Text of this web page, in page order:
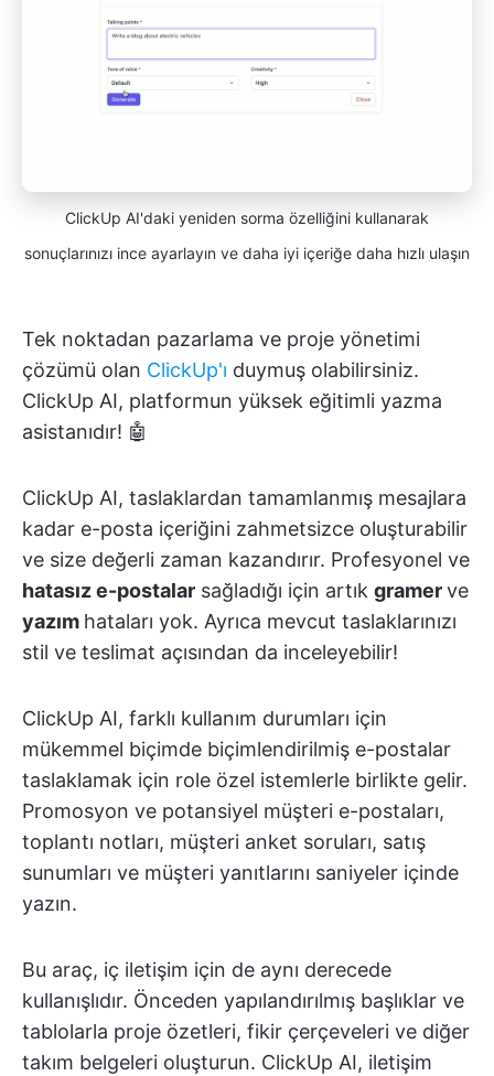
ClickUp AI'daki yeniden sorma özelliğini kullanarak
sonuçlarınızı ince ayarlayın ve daha iyi içeriğe daha hızlı ulaşın
Tek noktadan pazarlama ve proje yönetimi
çözümü olan ClickUp'ı duymuş olabilirsiniz.
ClickUp AI, platformun yüksek eğitimli yazma
asistanıdır! 🤖
ClickUp AI, taslaklardan tamamlanmış mesajlara
kadar e-posta içeriğini zahmetsizce oluşturabilir
ve size değerli zaman kazandırır. Profesyonel ve
hatasız e-postalar sağladığı için artık gramerve
yazım hataları yok. Ayrıca mevcut taslaklarınızı
stil ve teslimat açısından da inceleyebilir!
ClickUp AI, farklı kullanım durumları için
mükemmel biçimde biçimlendirilmiş e-postalar
taslaklamak için role özel istemlerle birlikte gelir.
Promosyon ve potansiyel müşteri e-postaları,
toplantı notları, müşteri anket soruları, satış
sunumları ve müşteri yanıtlarını saniyeler içinde
yazın.
Bu araç, iç iletişim için de aynı derecede
kullanışlıdır. Önceden yapılandırılmış başlıklar ve
tablolarla proje özetleri, fikir çerçeveleri ve diğer
takım belgeleri oluşturun. ClickUp AI, iletişim